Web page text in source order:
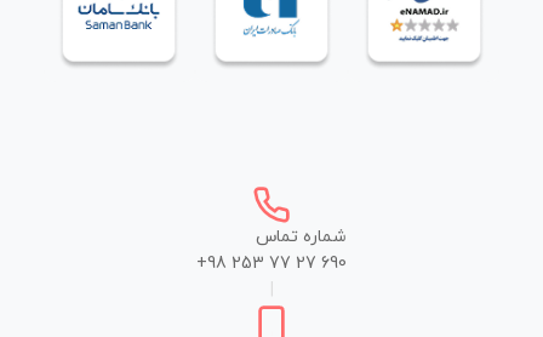
شماره تماس
+98 253 77 27 690